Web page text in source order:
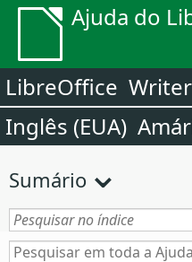
Ajuda do
LibreOffice Writer
Inglês (EUA)
Sumário